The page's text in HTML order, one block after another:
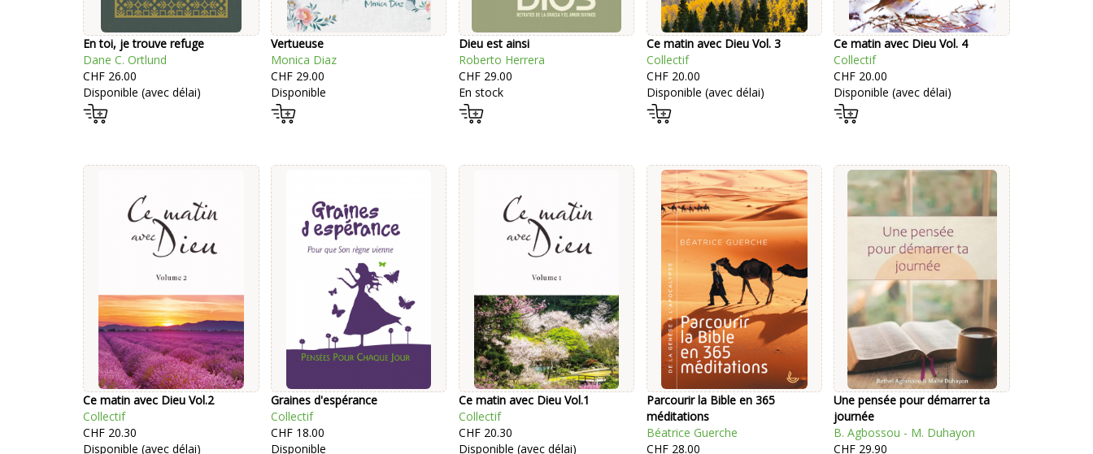
En toi, je trouve refuge
Dane C. Ortlund
CHF 26.00
Disponible (avec délai)
Vertueuse
Monica Diaz
CHF 29.00
Disponible
Dieu est ainsi
Roberto Herrera
CHF 29.00
En stock
Ce matin avec Dieu Vol. 3
Collectif
CHF 20.00
Disponible (avec délai)
Ce matin avec Dieu Vol. 4
Collectif
CHF 20.00
Disponible (avec délai)
Ce matin avec Dieu Vol.2
Collectif
CHF 20.30
Disponible (avec délai)
Graines d'espérance
Collectif
CHF 18.00
Disponible
Ce matin avec Dieu Vol.1
Collectif
CHF 20.30
Disponible (avec délai)
Parcourir la Bible en 365
méditations
Béatrice Guerche
CHF 28.00
Une pensée pour démarrer ta
journée
B. Agbossou - M. Duhayon
CHF 29.90